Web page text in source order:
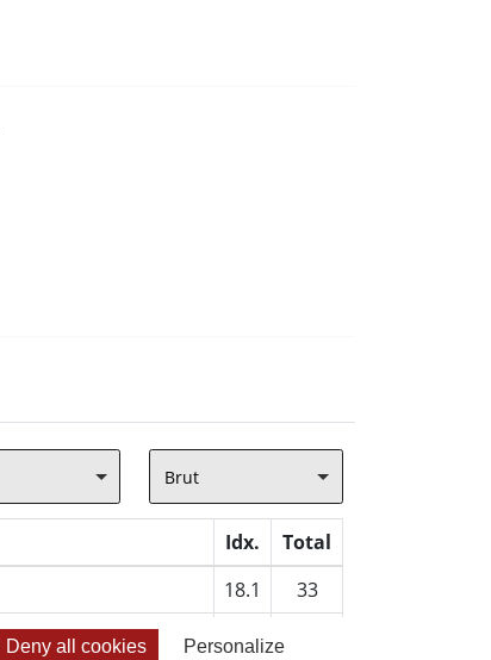
Brut
Idx.
Total
18.1
33
30.7
Deny all cookies Personalize